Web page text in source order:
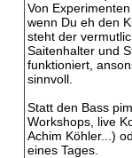
Von
wenn Du eh den
steht der
Saitenhalter und
funktioniert,
sinnvoll.
Statt den Bass
Workshops, live
Achim Köhler...)
eines Tages.